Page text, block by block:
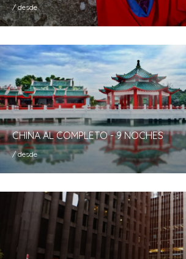
/ desde
CHINA AL COMPLETO - 9 NOCHES
/ desde